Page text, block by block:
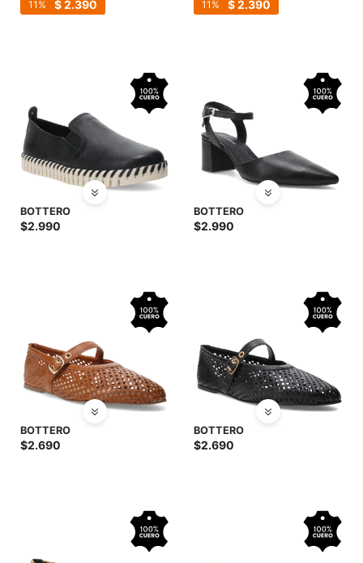
$2.390
11 $2.390
11
BOTTERO
$2.990
BOTTERO
$2.990
BOTTERO
$2.690
BOTTERO
$2.690